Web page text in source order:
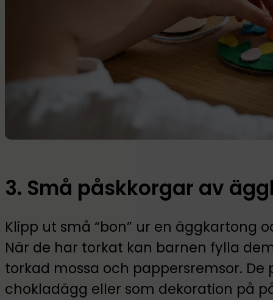
3. Små påskkorgar av
Klipp ut små “bon” ur en äggkartong
När de har torkat kan barnen fylla
torkad mossa och pappersremsor. De
chokladägg eller som dekoration på